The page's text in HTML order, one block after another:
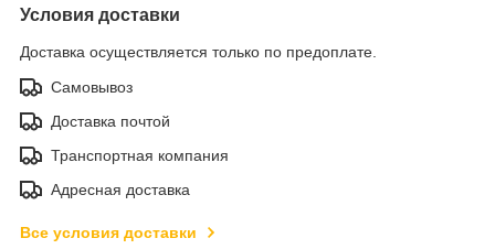
Условия доставки
Доставка осуществляется только по предоплате.
Самовывоз
Доставка почтой
Транспортная компания
Адресная доставка
Все условия доставки